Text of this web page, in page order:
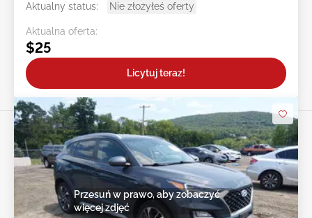
Aktualny status:
Nie złożyłeś oferty
Aktualna oferta:
$25
Licytuj teraz!
Przesuń w prawo, aby zobaczyć
więcej zdjęć